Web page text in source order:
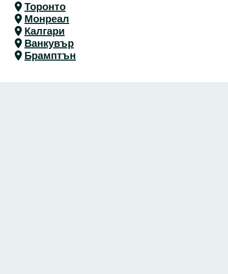
Торонто
Монреал
Калгари
Ванкувър
Брамптън